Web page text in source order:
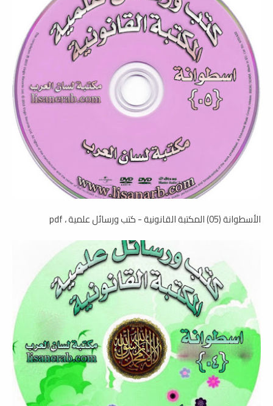
الأسطوانة (05) المكتبة القانونية - كتب ورسائل علمية ، pdf